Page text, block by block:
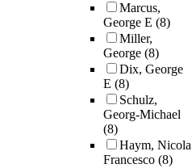
Marcus,
George E (8)
Miller,
George (8)
Dix, George
E (8)
Schulz,
Georg-Michael
(8)
Haym, Nicola
Francesco (8)